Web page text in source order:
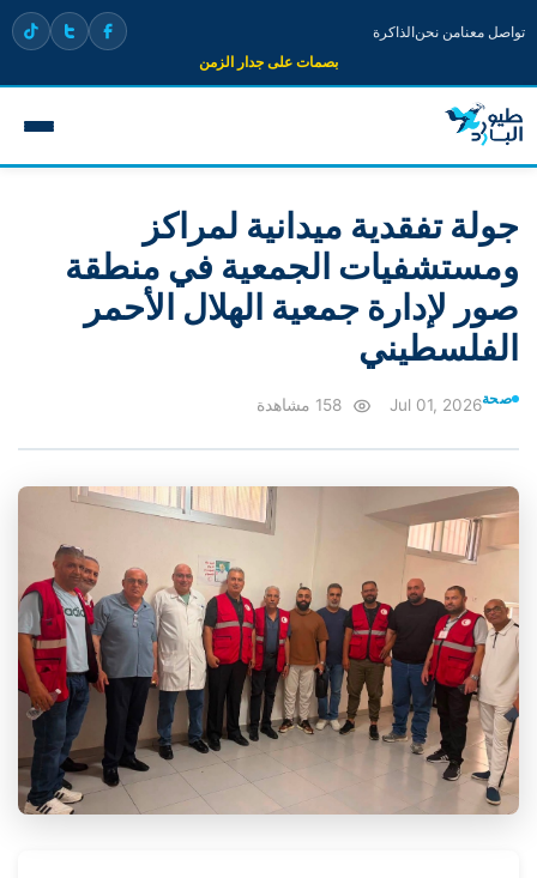
تواصل معنامن نحنالذاكرة
بصمات على جدار الزمن
جولة تفقدية ميدانية لمراكز
ومستشفيات الجمعية في منطقة
صور لإدارة جمعية الهلال الأحمر
الفلسطيني
صحةJul 01, 2026 158 مشاهدة